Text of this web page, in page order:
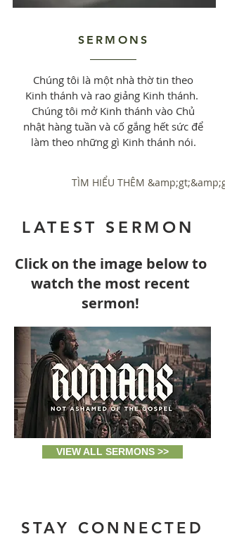
SERMONS
Chúng tôi là một nhà thờ tin theo
Kinh thánh và rao giảng Kinh thánh.
Chúng tôi mở Kinh thánh vào Chủ
nhật hàng tuần và cố gắng hết sức để
làm theo những gì Kinh thánh nói.
TÌM HIỂU THÊM
LATEST SERMON
Click on the image below to
watch the most recent
sermon!
VIEW ALL SERMONS >>
STAY CONNECTED